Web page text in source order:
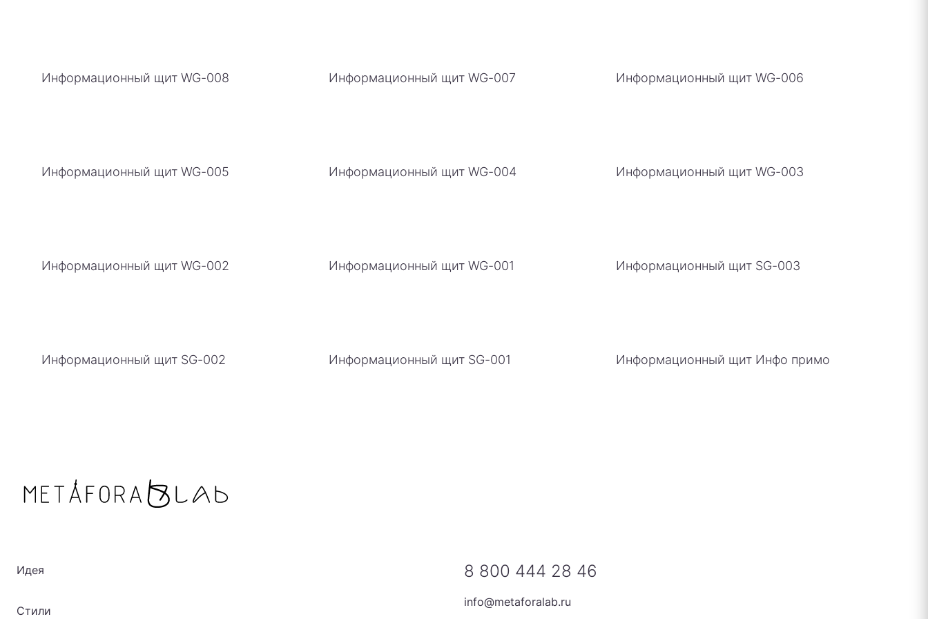
Информационный щит WG-008 Информационный щит WG-007 Информационный щит WG-006
Информационный щит WG-005 Информационный щит WG-004 Информационный щит WG-003
Информационный щит WG-002 Информационный щит WG-001 Информационный щит SG-003
Информационный щит SG-002 Информационный щит SG-001 Информационный щит Инфо примо
Идея
Стили
8 800 444 28 46
info@metaforalab.ru